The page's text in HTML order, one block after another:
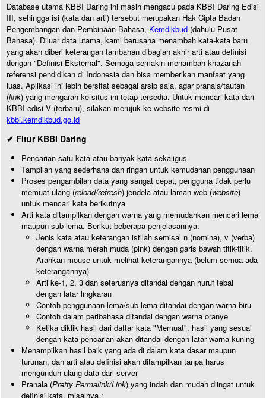
Database utama KBBI Daring ini masih mengacu pada KBBI Daring Edisi
III, sehingga isi (kata dan arti) tersebut merupakan Hak Cipta Badan
Pengembangan dan Pembinaan Bahasa, Kemdikbud (dahulu Pusat
Bahasa). Diluar data utama, kami berusaha menambah kata-kata baru
yang akan diberi keterangan tambahan dibagian akhir arti atau definisi
dengan "Definisi Eksternal". Semoga semakin menambah khazanah
referensi pendidikan di Indonesia dan bisa memberikan manfaat yang
luas. Aplikasi ini lebih bersifat sebagai arsip saja, agar pranala/tautan
(link) yang mengarah ke situs ini tetap tersedia. Untuk mencari kata dari
KBBI edisi V (terbaru), silakan merujuk ke website resmi di
kbbi.kemdikbud.go.id
✔ Fitur KBBI Daring
Pencarian satu kata atau banyak kata sekaligus
Tampilan yang sederhana dan ringan untuk kemudahan penggunaan
Proses pengambilan data yang sangat cepat, pengguna tidak perlu
memuat ulang (reload/refresh) jendela atau laman web (website)
untuk mencari kata berikutnya
Arti kata ditampilkan dengan warna yang memudahkan mencari lema
maupun sub lema. Berikut beberapa penjelasannya:
Jenis kata atau keterangan istilah semisal n (nomina), v (verba)
dengan warna merah muda (pink) dengan garis bawah titik-titik.
Arahkan mouse untuk melihat keterangannya (belum semua ada
keterangannya)
Arti ke-1, 2, 3 dan seterusnya ditandai dengan huruf tebal
dengan latar lingkaran
Contoh penggunaan lema/sub-lema ditandai dengan warna biru
Contoh dalam peribahasa ditandai dengan warna oranye
Ketika diklik hasil dari daftar kata "Memuat", hasil yang sesuai
dengan kata pencarian akan ditandai dengan latar warna kuning
Menampilkan hasil baik yang ada di dalam kata dasar maupun
turunan, dan arti atau definisi akan ditampilkan tanpa harus
mengunduh ulang data dari server
Pranala (Pretty Permalink/Link) yang indah dan mudah diingat untuk
definisi kata, misalnya :